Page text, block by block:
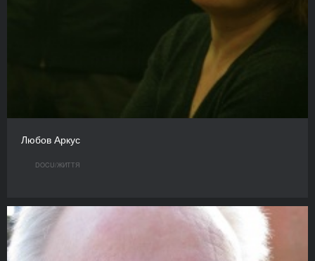
Любов Аркус
DOCU/ЖИТТЯ